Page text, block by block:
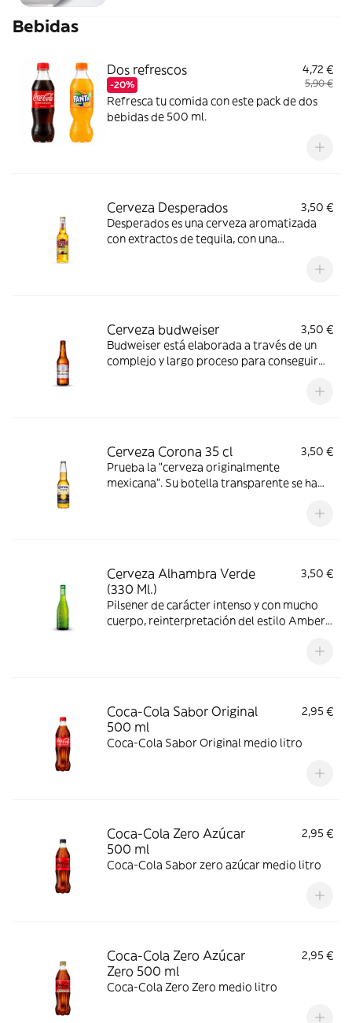
Bebidas
Dos refrescos
-20%
4,72 €
5,90 €
Refresca tu comida con este pack de dos
bebidas de 500 ml.
Cerveza Desperados
3,50 €
Desperados es una cerveza aromatizada
con extractos de tequila, con una
Cerveza budweiser
3,50 €
Budweiser está elaborada a través de un
complejo y largo proceso para conseguir
Cerveza Corona 35 cl
3,50 €
Prueba la "cerveza originalmente
mexicana". Su botella transparente se ha
refrescante e inconfundible la hace una c
Cerveza Alhambra Verde
(330 Ml.)
3,50 €
Pilsener de carácter intenso y con mucho
cuerpo, reinterpretación del estilo Amber
Coca-Cola Sabor Original
500 ml
2,95 €
Coca-Cola Sabor Original medio litro
Coca-Cola Zero Azúcar
500 ml
2,95 €
Coca-Cola Sabor zero azúcar medio litro
Coca-Cola Zero Azúcar
Zero 500 ml
2,95 €
Coca-Cola Zero Zero medio litro